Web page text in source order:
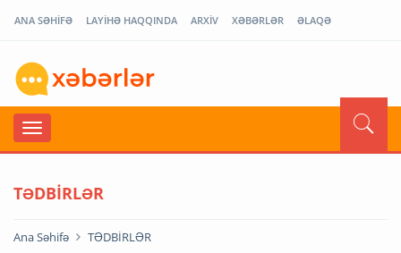
ANA SƏHİFƏ LAYİHƏ HAQQINDA ARXİV XƏBƏRLƏR ƏLAQƏ
TƏDBİRLƏR
Ana Səhifə TƏDBİRLƏR